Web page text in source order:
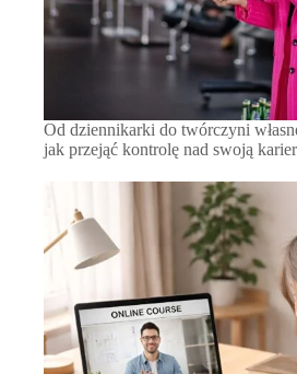
Od dziennikarki do twórczyni
jak przejąć kontrolę nad swoją